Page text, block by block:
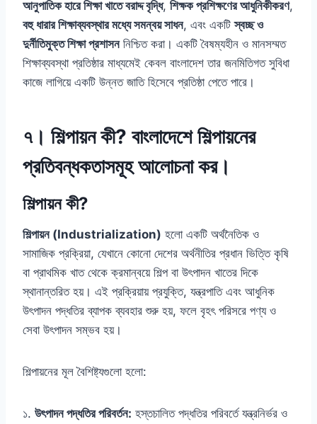
আনুপাতিক হারে শিক্ষা খাতে বরাদ্দ বৃদ্ধি, শিক্ষক প্রশিক্ষণের আধুনিকীকরণ,
বহু ধারার শিক্ষাব্যবস্থার মধ্যে সমন্বয় সাধন, এবং একটিস্বচ্ছ ও
দুর্নীতিমুক্ত শিক্ষা প্রশাসননিশ্চিত করা। একটি বৈষম্যহীন ও মানসম্মত
শিক্ষাব্যবস্থা প্রতিষ্ঠার মাধ্যমেই কেবল বাংলাদেশ তার জনমিতিগত সুবিধা
কাজে লাগিয়ে একটি উন্নত জাতি হিসেবে প্রতিষ্ঠা পেতে পারে।
৭। শিল্পায়ন কী? বাংলাদেশে শিল্পায়নের
প্রতিবন্ধকতাসমূহ আলোচনা কর।
শিল্পায়ন কী?
শিল্পায়ন (Industrialization) হলো একটি অর্থনৈতিক ও
সামাজিক প্রক্রিয়া, যেখানে কোনো দেশের অর্থনীতির প্রধান ভিত্তি কৃষি
বা প্রাথমিক খাত থেকে ক্রমান্বয়ে শিল্প বা উৎপাদন খাতের দিকে
স্থানান্তরিত হয়। এই প্রক্রিয়ায় প্রযুক্তি, যন্ত্রপাতি এবং আধুনিক
উৎপাদন পদ্ধতির ব্যাপক ব্যবহার শুরু হয়, ফলে বৃহৎ পরিসরে পণ্য ও
সেবা উৎপাদন সম্ভব হয়।
শিল্পায়নের মূল বৈশিষ্ট্যগুলো হলো:
১. উৎপাদন পদ্ধতির পরিবর্তন: হস্তচালিত পদ্ধতির পরিবর্তে যন্ত্রনির্ভর ও